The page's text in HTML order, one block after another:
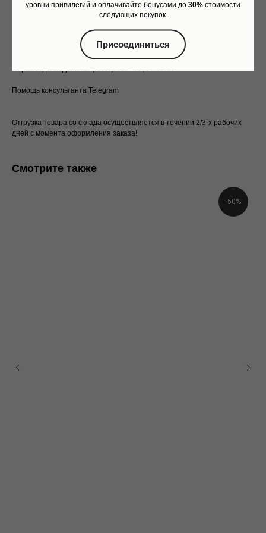
уровни привилегий и оплачивайте бонусами до 30% стоимости
следующих покупок.
Присоединиться
Длина по спине: 76 cм
Длина рукава от горловины: 80 см
Обхват по уровню бедер: 141 см
На фото размер XS/S
Параметры модели на фото: рост 175, 87-63-88
Помощь консультанта Telegram
Отгрузка товара со склада осуществляется в течении 2/3-х рабочих
дней с момента оформления заказа!
Смотрите также
-50%
Как обычная оплата картой